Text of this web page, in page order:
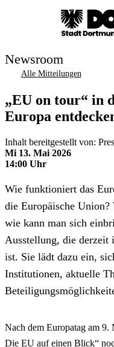
Newsroom
Alle Mitteilungen
„EU on tour“ in
Europa
Inhalt bereitgestellt von:
Mi 13. Mai 2026
14:00 Uhr
Wie funktioniert das
die Europäische Union?
wie kann man sich
Ausstellung, die derzeit
ist. Sie lädt dazu ein,
Institutionen, aktuelle
Nach dem Europatag am
Die EU auf einen Blick“